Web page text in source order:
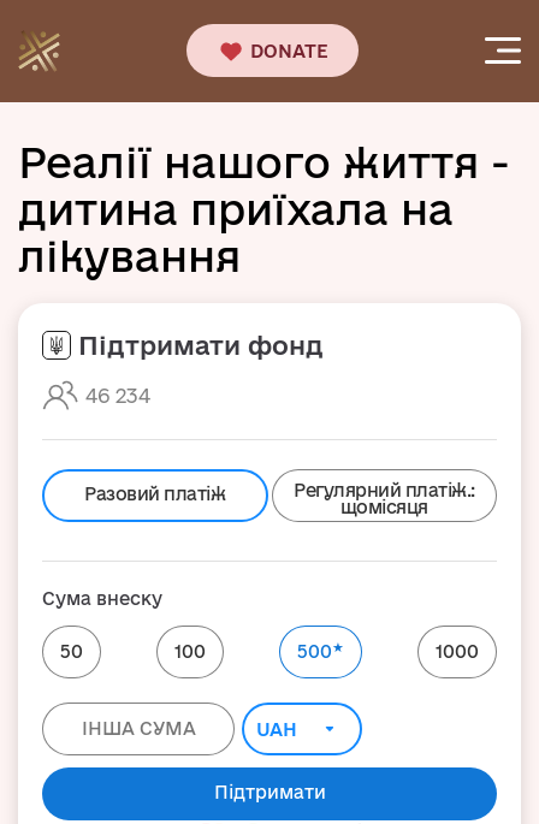
DONATE
Реалії нашого життя -
дитина приїхала на
лікування
Підтримати фонд
46 234
Разовий платіж
Регулярний платіж.:
щомісяця
Сума внеску
50 100 500★ 1000
Підтримати